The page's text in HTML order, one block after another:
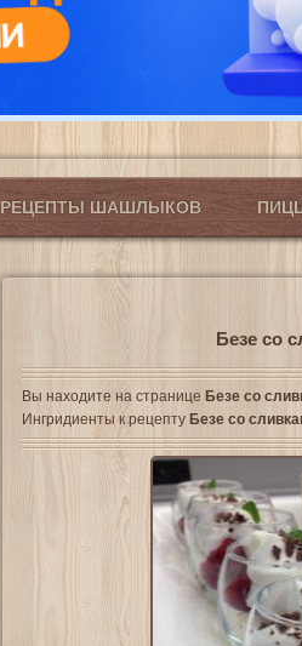
РЕЦЕПТЫ ШАШЛЫКОВ
Безе со
Вы находите на странице Безе со
Ингридиенты к рецепту Безе со